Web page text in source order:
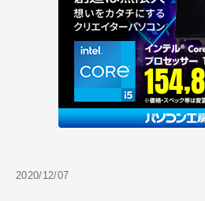
2020/12/07